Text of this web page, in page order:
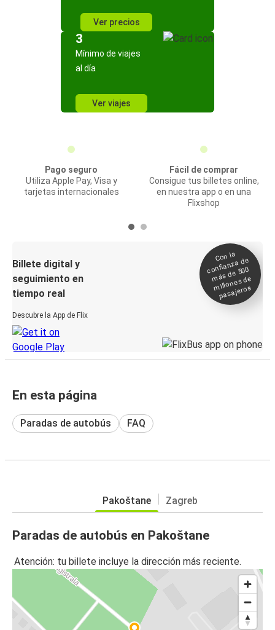
Ver precios
3
Mínimo de viajes
al día
Ver viajes
Pago seguro
Utiliza Apple Pay, Visa y
tarjetas internacionales
Fácil de comprar
Consigue tus billetes online,
en nuestra app o en una
Flixshop
Billete digital y
seguimiento en
tiempo real
Descubre la App de Flix
Con la
confianza de
más de 500
millones de
pasajeros
En esta página
Paradas de autobús FAQ
Pakoštane Zagreb
Paradas de autobús en Pakoštane
Atención: tu billete incluye la dirección más reciente.